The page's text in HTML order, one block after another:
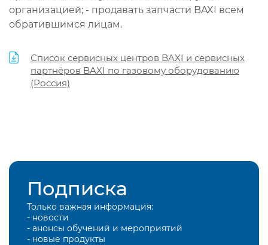
организацией; - продавать запчасти BAXI всем
обратившимся лицам.
Список сервисных центров BAXI и сервисных
партнёров BAXI по газовому оборудованию
(Россия)
Подписка
Только важная информация:
- новости
- анонсы обучений и мероприятий
- новые продукты